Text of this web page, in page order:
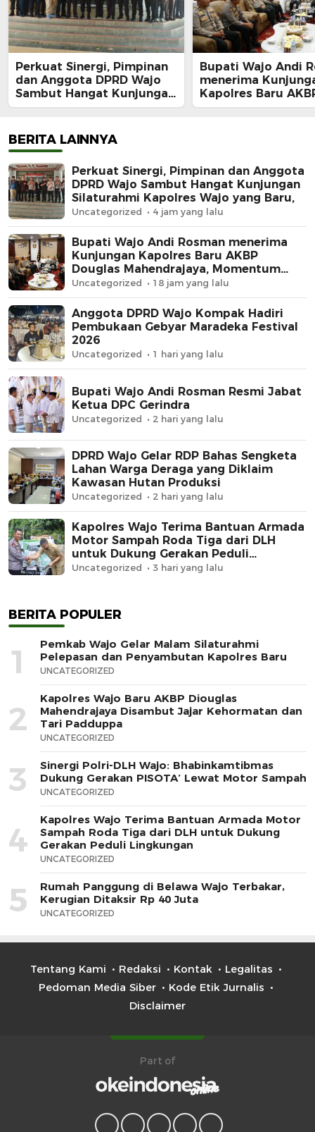
Perkuat Sinergi, Pimpinan
dan Anggota DPRD Wajo
Sambut Hangat Kunjungan
Silaturahmi Kapolres Wajo
Bupati Wajo Andi
menerima
Kapolres Baru
Douglas
BERITA LAINNYA
Perkuat Sinergi, Pimpinan dan Anggota
DPRD Wajo Sambut Hangat Kunjungan
Silaturahmi Kapolres Wajo yang Baru,
Uncategorized 4 jam yang lalu
Bupati Wajo Andi Rosman menerima
Kunjungan Kapolres Baru AKBP
Douglas Mahendrajaya, Momentum
Memperkuat Sinergi
Uncategorized 18 jam yang lalu
Anggota DPRD Wajo Kompak Hadiri
Pembukaan Gebyar Maradeka Festival
2026
Uncategorized 1 hari yang lalu
Bupati Wajo Andi Rosman Resmi Jabat
Ketua DPC Gerindra
Uncategorized 2 hari yang lalu
DPRD Wajo Gelar RDP Bahas Sengketa
Lahan Warga Deraga yang Diklaim
Kawasan Hutan Produksi
Uncategorized 2 hari yang lalu
Kapolres Wajo Terima Bantuan Armada
Motor Sampah Roda Tiga dari DLH
untuk Dukung Gerakan Peduli
Lingkungan
Uncategorized 3 hari yang lalu
BERITA POPULER
1
Pemkab Wajo Gelar Malam Silaturahmi
Pelepasan dan Penyambutan Kapolres Baru
UNCATEGORIZED
2
Kapolres Wajo Baru AKBP Diouglas
Mahendrajaya Disambut Jajar Kehormatan dan
Tari Padduppa
UNCATEGORIZED
3
Sinergi Polri-DLH Wajo: Bhabinkamtibmas
Dukung Gerakan PISOTA’ Lewat Motor Sampah
UNCATEGORIZED
4
Kapolres Wajo Terima Bantuan Armada Motor
Sampah Roda Tiga dari DLH untuk Dukung
Gerakan Peduli Lingkungan
UNCATEGORIZED
5
Rumah Panggung di Belawa Wajo Terbakar,
Kerugian Ditaksir Rp 40 Juta
UNCATEGORIZED
Tentang Kami Redaksi Kontak
Legalitas
Pedoman Media Siber
Kode Etik Jurnalis
Disclaimer
Part of